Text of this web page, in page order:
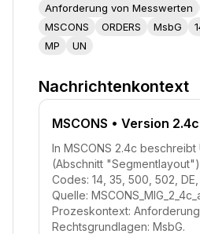
Anforderung von Messwerten
MSCONS
ORDERS MsbG
MP
UN
Nachrichtenkontext
MSCONS • Version 2.4c
In MSCONS 2.4c
(Abschnitt
Codes: 14, 35, 500, 502, DE,
Quelle:
Prozeskontext:
Rechtsgrundlagen: MsbG.